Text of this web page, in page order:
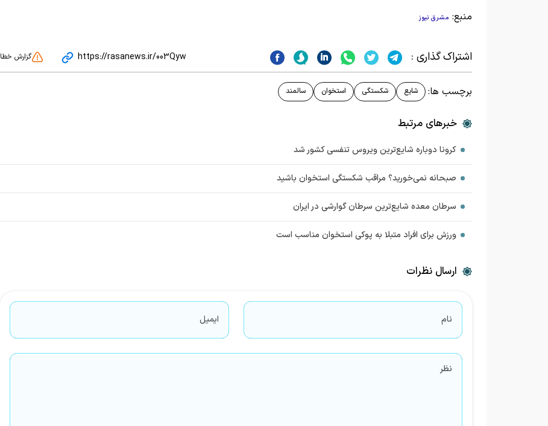
منبع: مشرق نیوز
اشتراک گذاری : https://rasanews.ir/003Qyw گزارش خطا
برچسب ها: شایع شکستگی استخوان سالمند
خبرهای مرتبط
کرونا دوباره شایع‌ترین ویروس تنفسی کشور شد
صبحانه نمی‌خورید؟ مراقب شکستگی استخوان باشید
سرطان معده شایع‌ترین سرطان گوارشی در ایران
ورزش برای افراد متبلا به پوکی استخوان مناسب است
ارسال نظرات